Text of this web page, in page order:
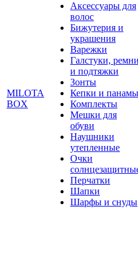
MILOTA
BOX
Аксессуары для
волос
Бижутерия и
украшения
Варежки
Галстуки, ремни
и подтяжки
Зонты
Кепки и панамы
Комплекты
Мешки для
обуви
Наушники
утепленные
Очки
Перчатки
Шапки
Шарфы и снуды